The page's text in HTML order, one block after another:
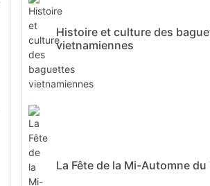
Histoire et culture des
vietnamiennes
La Fête de la Mi-Automne du